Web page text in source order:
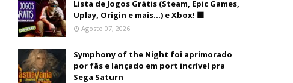
Lista de Jogos Grátis (Steam, Epic Games,
Uplay, Origin e mais...) e Xbox! 🟩
Agosto 07, 2026
Symphony of the Night foi aprimorado
por fãs e lançado em port incrível pra
Sega Saturn